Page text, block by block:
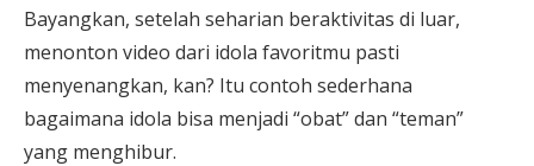
Bayangkan, setelah seharian beraktivitas di luar,
menonton video dari idola favoritmu pasti
menyenangkan, kan? Itu contoh sederhana
bagaimana idola bisa menjadi “obat” dan “teman”
yang menghibur.